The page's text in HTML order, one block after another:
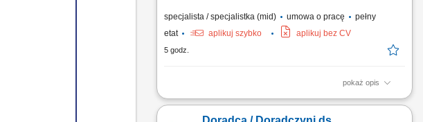
specjalista / specjalistka (mid) umowa o pracę
pełny
etat
aplikuj szybko aplikuj bez CV
5 godz.
pokaż opis
Twój obszar odpowiedzialności: Budowanie długofalowych,